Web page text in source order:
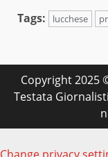
Tags: lucchese
Copyright 2025
Testata